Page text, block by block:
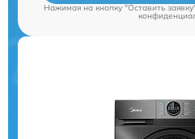
Нажимая на кнопку "Оставить